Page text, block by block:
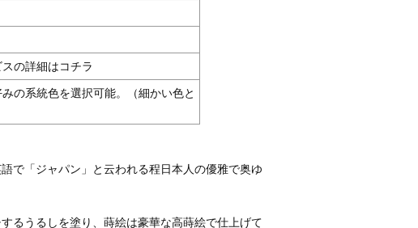
の詳細はコチラ
の系統色を選択可能。（細かい色と
で「ジャパン」と云われる程日本人の優雅で奥ゆ
るうるしを塗り、蒔絵は豪華な高蒔絵で仕上げて